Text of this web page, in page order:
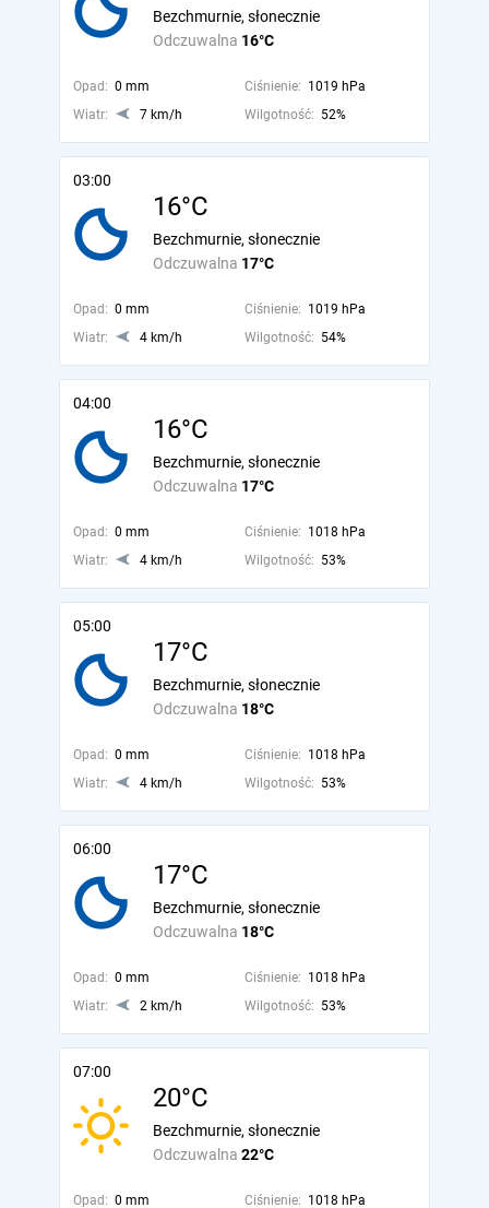
Odczuwalna 16°C
Bezchmurnie, słonecznie
Opad: 0 mm Ciśnienie: 1019 hPa
Wiatr:
7 km/h Wilgotność: 52%
03:00
16°C
Odczuwalna 17°C
Bezchmurnie, słonecznie
Opad: 0 mm Ciśnienie: 1019 hPa
Wiatr:
4 km/h Wilgotność: 54%
04:00
16°C
Odczuwalna 17°C
Bezchmurnie, słonecznie
Opad: 0 mm Ciśnienie: 1018 hPa
Wiatr:
4 km/h Wilgotność: 53%
05:00
17°C
Odczuwalna 18°C
Bezchmurnie, słonecznie
Opad: 0 mm Ciśnienie: 1018 hPa
Wiatr:
4 km/h Wilgotność: 53%
06:00
17°C
Odczuwalna 18°C
Bezchmurnie, słonecznie
Opad: 0 mm Ciśnienie: 1018 hPa
Wiatr:
2 km/h Wilgotność: 53%
07:00
20°C
Odczuwalna 22°C
Bezchmurnie, słonecznie
Opad: 0 mm Ciśnienie: 1018 hPa